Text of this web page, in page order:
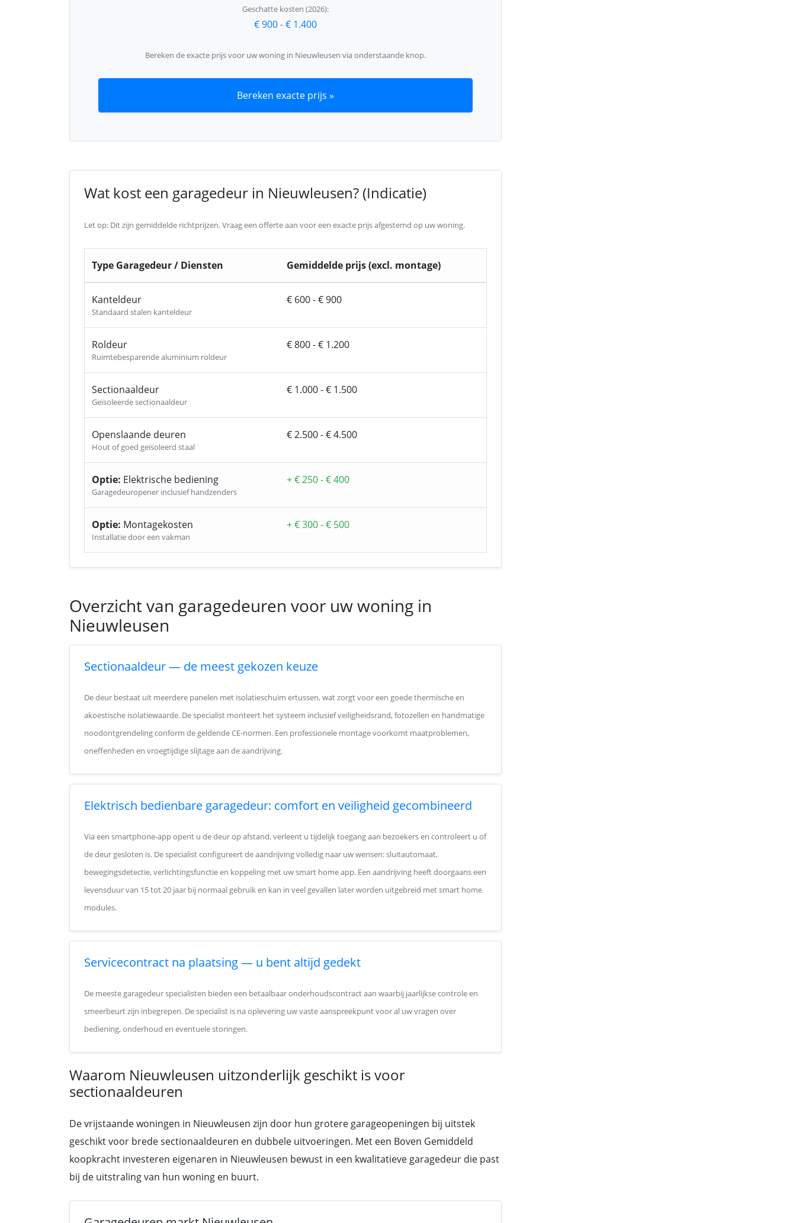
Geschatte kosten (2026):
€ 900-€ 1.400
Bereken de exacte prijs voor uw woning in Nieuwleusen via onderstaande knop.
Bereken exacte prijs »
Wat kost een garagedeur in Nieuwleusen? (Indicatie)
Let op: Dit zijn gemiddelde richtprijzen. Vraag een offerte aan voor een exacte prijs afgestemd op uw woning.
Type Garagedeur / Diensten Gemiddelde prijs (excl. montage)
Kanteldeur
Standaard stalen kanteldeur
€ 600 - € 900
Roldeur
Ruimtebesparende aluminium roldeur
€ 800 - € 1.200
Sectionaaldeur
Geïsoleerde sectionaaldeur
€ 1.000 - € 1.500
Openslaande deuren
Hout of goed geïsoleerd staal
€ 2.500 - € 4.500
Optie: Elektrische bediening
Garagedeuropener inclusief handzenders
+ € 250 - € 400
Optie: Montagekosten
Installatie door een vakman
+ € 300 - € 500
Overzicht van garagedeuren voor uw woning in
Nieuwleusen
Sectionaaldeur — de meest gekozen keuze
De deur bestaat uit meerdere panelen met isolatieschuim ertussen, wat zorgt voor een goede thermische en
akoestische isolatiewaarde. De specialist monteert het systeem inclusief veiligheidsrand, fotozellen en handmatige
noodontgrendeling conform de geldende CE-normen. Een professionele montage voorkomt maatproblemen,
oneffenheden en vroegtijdige slijtage aan de aandrijving.
Elektrisch bedienbare garagedeur: comfort en veiligheid gecombineerd
Via een smartphone-app opent u de deur op afstand, verleent u tijdelijk toegang aan bezoekers en controleert u of
de deur gesloten is. De specialist configureert de aandrijving volledig naar uw wensen: sluitautomaat,
bewegingsdetectie, verlichtingsfunctie en koppeling met uw smart home app. Een aandrijving heeft doorgaans een
levensduur van 15 tot 20 jaar bij normaal gebruik en kan in veel gevallen later worden uitgebreid met smart home
modules.
Servicecontract na plaatsing — u bent altijd gedekt
De meeste garagedeur specialisten bieden een betaalbaar onderhoudscontract aan waarbij jaarlijkse controle en
smeerbeurt zijn inbegrepen. De specialist is na oplevering uw vaste aanspreekpunt voor al uw vragen over
bediening, onderhoud en eventuele storingen.
Waarom Nieuwleusen uitzonderlijk geschikt is voor
sectionaaldeuren
De vrijstaande woningen in Nieuwleusen zijn door hun grotere garageopeningen bij uitstek
geschikt voor brede sectionaaldeuren en dubbele uitvoeringen. Met een Boven Gemiddeld
koopkracht investeren eigenaren in Nieuwleusen bewust in een kwalitatieve garagedeur die past
bij de uitstraling van hun woning en buurt.